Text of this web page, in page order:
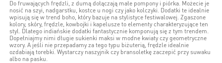
Do fruwających frędzli, z dumą dołączają małe pompony i piórka. Możecie je
nosić na szyi, nadgarstku, kostce u nogi czy jako kolczyki. Dodatki te idealnie
wpisują się w trend boho, który bazuje na stylistyce festiwalowej. Zgaszone
kolory, skóry, frędzle, kowbojki i kapelusze to elementy charakteryzujące ten
styl. Dlatego indiańskie dodatki fantastycznie komponują się z tym trendem.
Dopełniajmy nimi długie sukienki maksi w modne kwiaty czy geometryczne
wzory. A jeśli nie przepadamy za tego typu biżuterią, frędzle idealnie
ozdabiają torebki. Wystarczy naszyjnik czy bransoletkę zaczepić przy suwaku
albo na pasku.